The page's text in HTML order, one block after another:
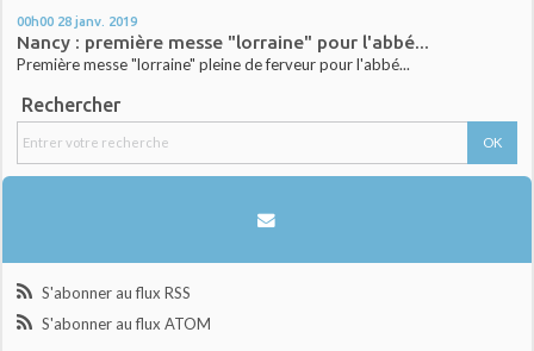
00h00 28 janv. 2019
Nancy : première messe "lorraine" pour l'abbé...
Première messe "lorraine" pleine de ferveur pour l'abbé...
Rechercher
S'abonner au flux RSS
S'abonner au flux ATOM